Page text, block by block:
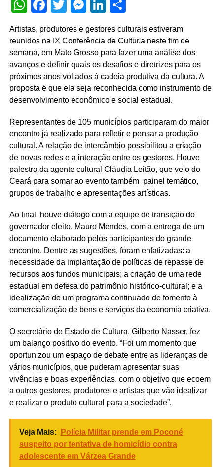
WhatsApp
Facebook
TwitterMessenger
LinkedIn
Artistas, produtores e gestores culturais estiveram
reunidos na IX Conferência de Cultur,a neste fim de
semana, em Mato Grosso para fazer uma análise dos
avanços e definir quais os desafios e diretrizes para os
próximos anos voltados à cadeia produtiva da cultura. A
proposta é que ela seja reconhecida como instrumento de
desenvolvimento econômico e social estadual.
Representantes de 105 municípios participaram do maior
encontro já realizado para refletir e pensar a produção
cultural. A relação de intercâmbio possibilitou a criação
de novas redes e a interação entre os gestores. Houve
palestra da agente cultural Cláudia Leitão, que veio do
Ceará para somar ao evento,também painel temático,
grupos de trabalho e apresentações artísticas.
Ao final, houve diálogo com a equipe de transição do
governador eleito, Mauro Mendes, com a entrega de um
documento elaborado pelos participantes do grande
encontro. Dentre as sugestões, foram enfatizadas: a
necessidade da implantação de políticas de repasse de
recursos aos fundos municipais; a criação de uma rede
estadual em defesa do patrimônio histórico-cultural; e a
idealização de um programa continuado de fomento à
comercialização de bens e serviços da economia criativa.
O secretário de Estado de Cultura, Gilberto Nasser, fez
um balanço positivo do evento. “Foi um momento que
oportunizou um espaço de debate entre as lideranças de
vários municípios, que puderam apresentar suas
vivências e boas experiências, com o objetivo que ecoem
a outros gestores, produtores e artistas que vão idealizar
e realizar o produto cultural para a sociedade”.
Veja Mais:
Polícia Militar prende em Poconé
suspeito por tentativa de homicídio contra
adolescente em Várzea Grande